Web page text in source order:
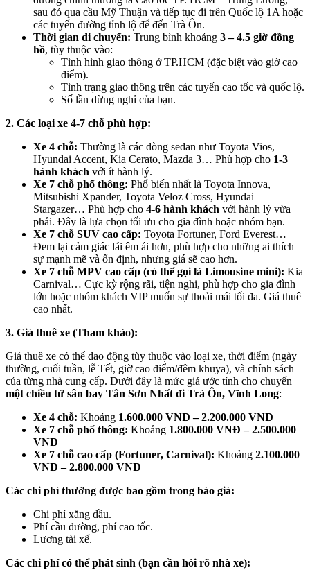
sau đó qua cầu Mỹ Thuận và tiếp tục đi trên Quốc lộ 1A hoặc
các tuyến đường tỉnh lộ để đến Trà Ôn.
Thời gian di chuyển: Trung bình khoảng 3 – 4.5 giờ đồng
hồ, tùy thuộc vào:
Tình hình giao thông ở TP.HCM (đặc biệt vào giờ cao
điểm).
Tình trạng giao thông trên các tuyến cao tốc và quốc lộ.
Số lần dừng nghỉ của bạn.
2. Các loại xe 4-7 chỗ phù hợp:
Xe 4 chỗ: Thường là các dòng sedan như Toyota Vios,
Hyundai Accent, Kia Cerato, Mazda 3… Phù hợp cho 1-3
hành khách với ít hành lý.
Xe 7 chỗ phổ thông: Phổ biến nhất là Toyota Innova,
Mitsubishi Xpander, Toyota Veloz Cross, Hyundai
Stargazer… Phù hợp cho 4-6 hành khách với hành lý vừa
phải. Đây là lựa chọn tối ưu cho gia đình hoặc nhóm bạn.
Xe 7 chỗ SUV cao cấp: Toyota Fortuner, Ford Everest…
Đem lại cảm giác lái êm ái hơn, phù hợp cho những ai thích
sự mạnh mẽ và ổn định, nhưng giá sẽ cao hơn.
Xe 7 chỗ MPV cao cấp (có thể gọi là Limousine mini): Kia
Carnival… Cực kỳ rộng rãi, tiện nghi, phù hợp cho gia đình
lớn hoặc nhóm khách VIP muốn sự thoải mái tối đa. Giá thuê
cao nhất.
3. Giá thuê xe (Tham khảo):
Giá thuê xe có thể dao động tùy thuộc vào loại xe, thời điểm (ngày
thường, cuối tuần, lễ Tết, giờ cao điểm/đêm khuya), và chính sách
của từng nhà cung cấp. Dưới đây là mức giá ước tính cho chuyến
một chiều từ sân bay Tân Sơn Nhất đi Trà Ôn, Vĩnh Long:
Xe 4 chỗ: Khoảng 1.600.000 VNĐ – 2.200.000 VNĐ
Xe 7 chỗ phổ thông: Khoảng 1.800.000 VNĐ – 2.500.000
VNĐ
Xe 7 chỗ cao cấp (Fortuner, Carnival): Khoảng 2.100.000
VNĐ – 2.800.000 VNĐ
Các chi phí thường được bao gồm trong báo giá:
Chi phí xăng dầu.
Phí cầu đường, phí cao tốc.
Lương tài xế.
Các chi phí có thể phát sinh (bạn cần hỏi rõ nhà xe):